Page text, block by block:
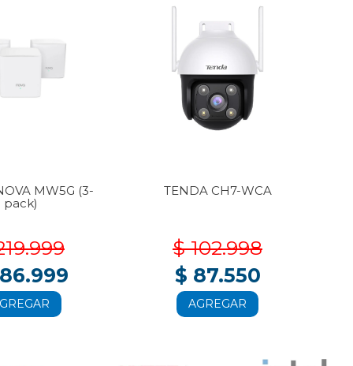
MW5G (3-
pack)
TENDA CH7-WCA
$ 102.998
$ 87.550
AGREGAR